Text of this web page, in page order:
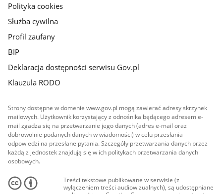
Polityka cookies
Służba cywilna
Profil zaufany
BIP
Deklaracja dostępności serwisu Gov.pl
Klauzula RODO
Strony dostępne w domenie www.gov.pl mogą zawierać adresy skrzynek
mailowych. Użytkownik korzystający z odnośnika będącego adresem e-
mail zgadza się na przetwarzanie jego danych (adres e-mail oraz
dobrowolnie podanych danych w wiadomości) w celu przesłania
odpowiedzi na przesłane pytania. Szczegóły przetwarzania danych przez
każdą z jednostek znajdują się w ich politykach przetwarzania danych
osobowych.
Treści tekstowe publikowane w serwisie (z
wyłączeniem treści audiowizualnych), są udostępniane